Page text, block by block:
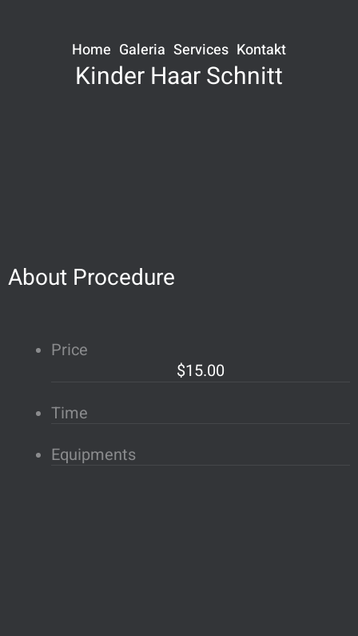
Home Galeria Services Kontakt
Kinder Haar Schnitt
About Procedure
Price
$15.00
Time
Equipments